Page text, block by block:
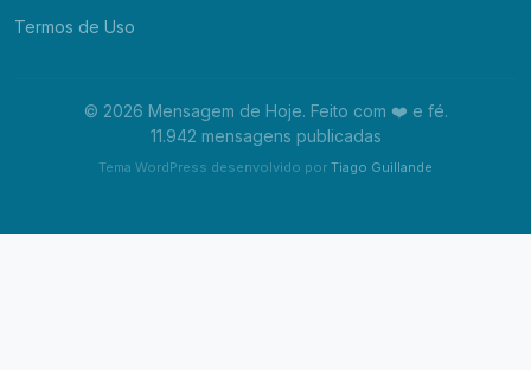
Termos de Uso
© 2026 Mensagem de Hoje. Feito com ❤️ e fé.
11.942 mensagens publicadas
Tema WordPress desenvolvido por Tiago Guillande